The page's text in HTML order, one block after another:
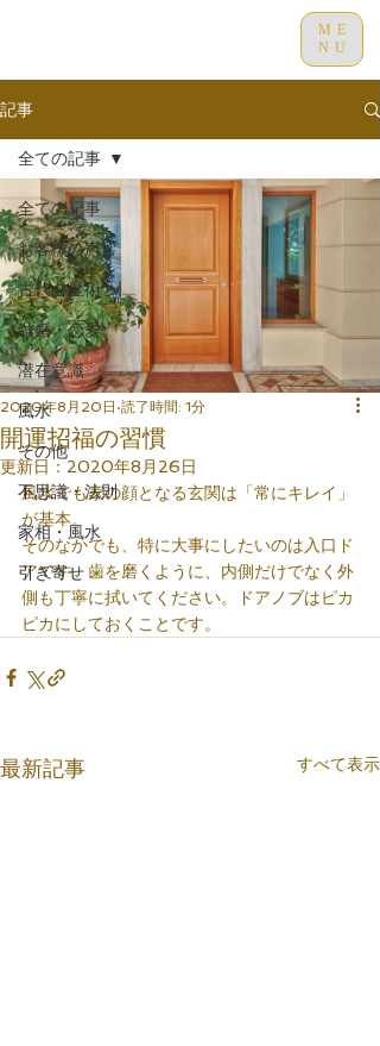
ME
NU
記事
全ての記事
お客様の声
古代占星術
結婚・恋愛
潜在意識
風水
その他
不思議・法則
家相・風水
引き寄せ
全ての記事
開運招福の習慣
2020年8月20日 読了時間: 1分
更新日： 2020年8月26日
風水でも家の顔となる玄関は「常にキレイ」
が基本。
そのなかでも、特に大事にしたいのは入口ド
アです。歯を磨くように、内側だけでなく外
側も丁寧に拭いてください。ドアノブはピカ
ピカにしておくことです。
最新記事 すべて表示